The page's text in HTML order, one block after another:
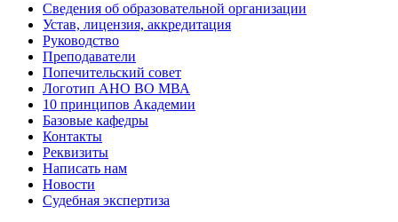
Сведения об образовательной организации
Устав, лицензия, аккредитация
Руководство
Преподаватели
Попечительский совет
Логотип АНО ВО МВА
10 принципов Академии
Базовые кафедры
Контакты
Реквизиты
Написать нам
Новости
Судебная экспертиза